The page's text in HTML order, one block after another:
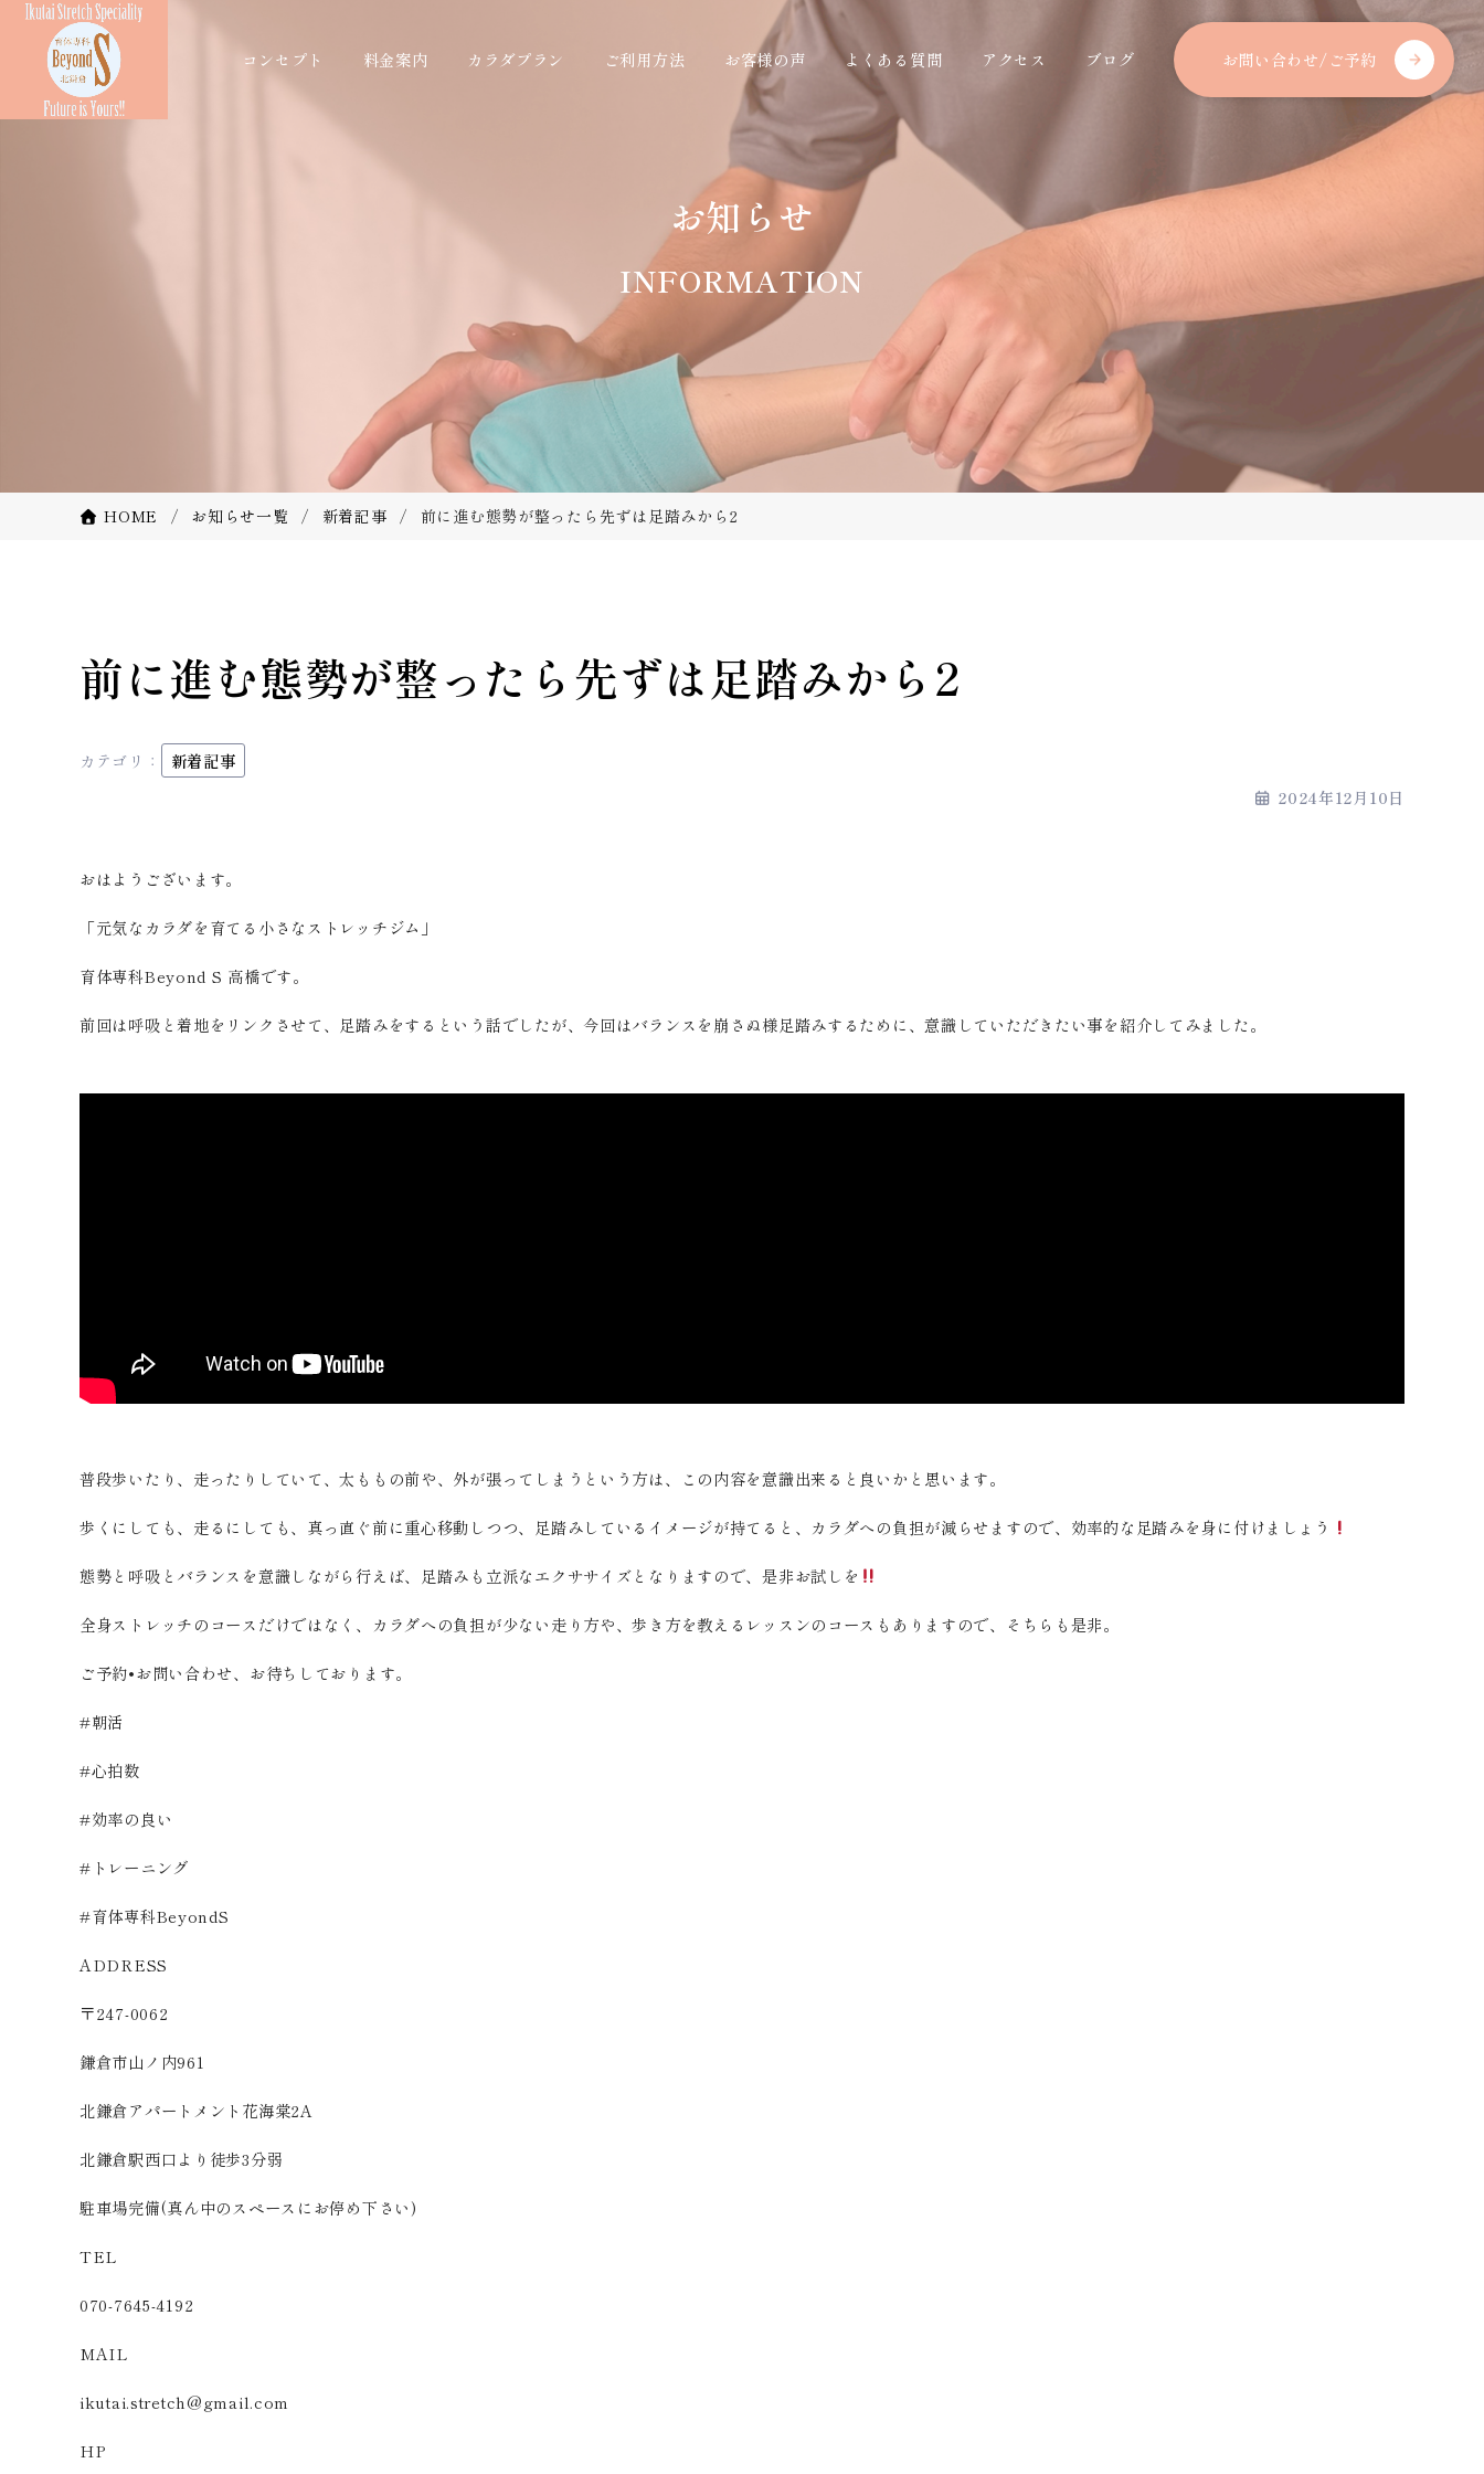
コンセプト 料金案内 カラダプラン ご利用方法 お客様の声 よくある質問 アクセス ブログ お問い合わせ/ご予約
INFORMATION
お知らせ
HOME お知らせ一覧 新着記事 前に進む態勢が整ったら先ずは足踏みから2
前に進む態勢が整ったら先ずは足踏みから2
カテゴリ： 新着記事
2024年12月10日
おはようございます。
「元気なカラダを育てる小さなストレッチジム」
育体専科Beyond S 高橋です。
前回は呼吸と着地をリンクさせて、足踏みをするという話でしたが、今回はバランスを崩さぬ様足踏みするために、意識していただきたい事を紹介してみました。
普段歩いたり、走ったりしていて、太ももの前や、外が張ってしまうという方は、この内容を意識出来ると良いかと思います。
歩くにしても、走るにしても、真っ直ぐ前に重心移動しつつ、足踏みしているイメージが持てると、カラダへの負担が減らせますので、効率的な足踏みを身に付けましょう
態勢と呼吸とバランスを意識しながら行えば、足踏みも立派なエクササイズとなりますので、是非お試しを
全身ストレッチのコースだけではなく、カラダへの負担が少ない走り方や、歩き方を教えるレッスンのコースもありますので、そちらも是非。
ご予約•お問い合わせ、お待ちしております。
#朝活
#心拍数
#効率の良い
#トレーニング
#育体専科BeyondS
ADDRESS
〒247-0062
鎌倉市山ノ内961
北鎌倉アパートメント花海棠2A
北鎌倉駅西口より徒歩3分弱
駐車場完備(真ん中のスペースにお停め下さい)
TEL
070-7645-4192
MAIL
ikutai.stretch@gmail.com
HP